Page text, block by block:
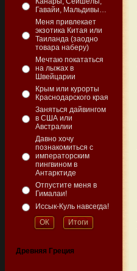
Гавайи, Мальдивы…
Меня привлекает
экзотика Китая или
Таиланда (заодно
товара наберу)
Мечтаю покататься
на лыжах в
Швейцарии
Крым или курорты
Краснодарского края
Заняться дайвингом
в США или
Австралии
Давно хочу
познакомиться с
императорским
пингвином в
Антарктиде
Отпустите меня в
Гималаи!
Иссык-Куль навсегда!
Древняя Греция